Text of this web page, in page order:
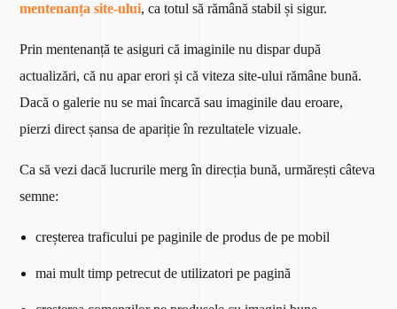
mentenanța site-ului, ca totul să rămână stabil și sigur.
Prin mentenanță te asiguri că imaginile nu dispar după
actualizări, că nu apar erori și că viteza site-ului rămâne bună.
Dacă o galerie nu se mai încarcă sau imaginile dau eroare,
pierzi direct șansa de apariție în rezultatele vizuale.
Ca să vezi dacă lucrurile merg în direcția bună, urmărești câteva
semne:
creșterea traficului pe paginile de produs de pe mobil
mai mult timp petrecut de utilizatori pe pagină